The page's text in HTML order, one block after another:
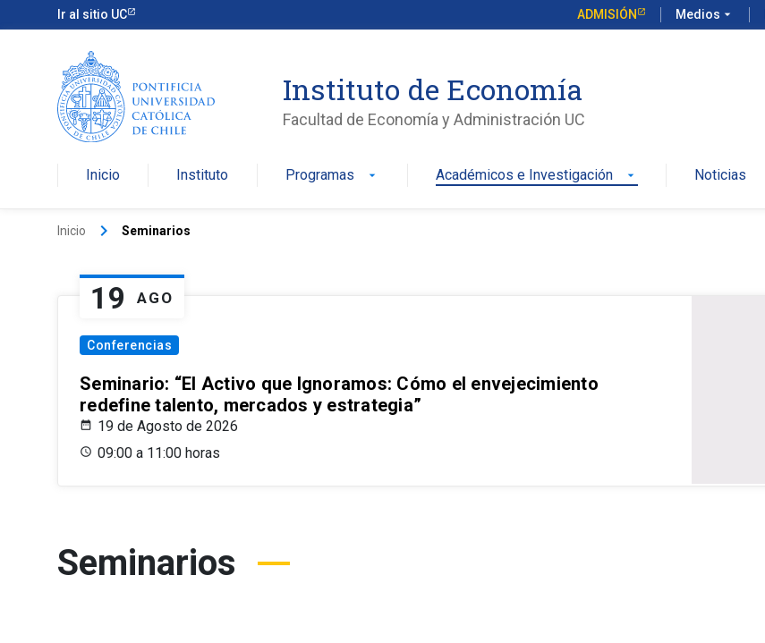
Ir al sitio UC ADMISIÓN Medios arrow_drop_down
Instituto de Economía
Facultad de Economía y Administración UC
Inicio Instituto Programas arrow_drop_down Académicos e Investigación arrow_drop_down Noticias
Inicio keyboard_arrow_right Seminarios
19 AGO
Conferencias
Seminario: “El Activo que Ignoramos: Cómo el envejecimiento
redefine talento, mercados y estrategia”
19 de Agosto de 2026
09:00 a 11:00 horas
Seminarios